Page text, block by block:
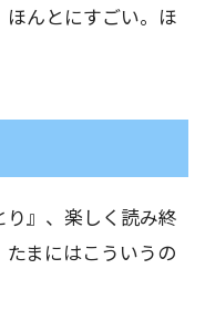
んとにすごい。ほ
』、楽しく読み終
まにはこういうの